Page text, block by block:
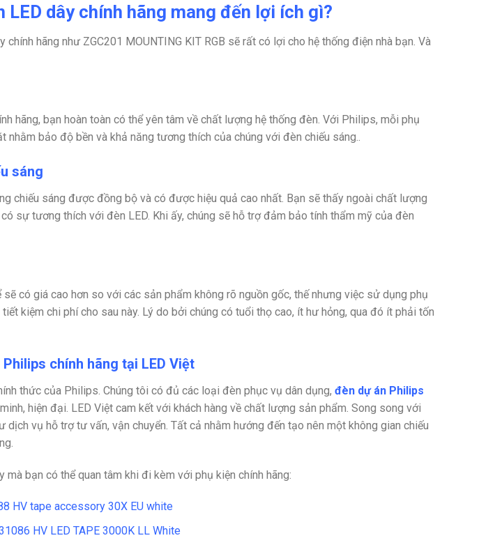
LED dây chính hãng mang đến lợi ích gì?
hãng như ZGC201 MOUNTING KIT RGB sẽ rất có lợi cho hệ thống điện nhà bạn. Và
hãng, bạn hoàn toàn có thể yên tâm về chất lượng hệ thống đèn. Với Philips, mỗi phụ
nhằm bảo độ bền và khả năng tương thích của chúng với đèn chiếu sáng..
sáng
chiếu sáng được đồng bộ và có được hiệu quả cao nhất. Bạn sẽ thấy ngoài chất lượng
sự tương thích với đèn LED. Khi ấy, chúng sẽ hỗ trợ đảm bảo tính thẩm mỹ của đèn
sẽ có giá cao hơn so với các sản phẩm không rõ nguồn gốc, thế nhưng việc sử dụng phụ
kiệm chi phí cho sau này. Lý do bởi chúng có tuổi thọ cao, ít hư hỏng, qua đó ít phải tốn
chính hãng tại LED Việt
thức của Philips. Chúng tôi có đủ các loại đèn phục vụ dân dụng, đèn dự án Philips
hiện đại. LED Việt cam kết với khách hàng về chất lượng sản phẩm. Song song với
vụ hỗ trợ tư vấn, vận chuyển. Tất cả nhằm hướng đến tạo nên một không gian chiếu
bạn có thể quan tâm khi đi kèm với phụ kiện chính hãng:
HV tape accessory 30X EU white
HV LED TAPE 3000K LL White